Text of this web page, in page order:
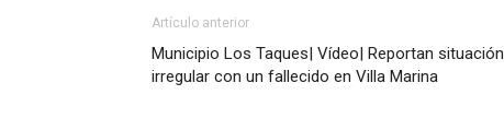
Artículo anterior
Municipio Los Taques| Vídeo| Reportan situación
irregular con un fallecido en Villa Marina